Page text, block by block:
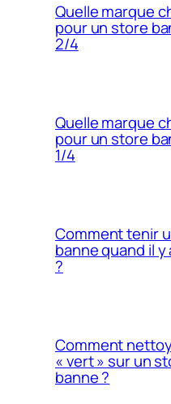
Quelle marque
pour un store
2/4
Quelle marque
pour un store
1/4
Comment tenir
banne quand il y
?
Comment
« vert » sur un
banne ?